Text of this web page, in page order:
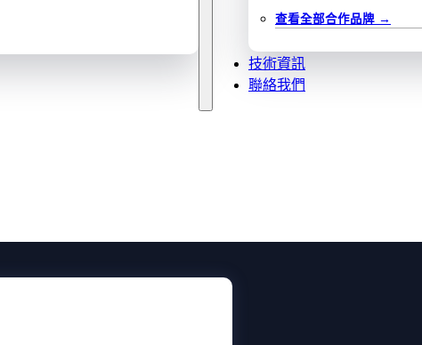
查看全部合作品牌
技術資訊
聯絡我們